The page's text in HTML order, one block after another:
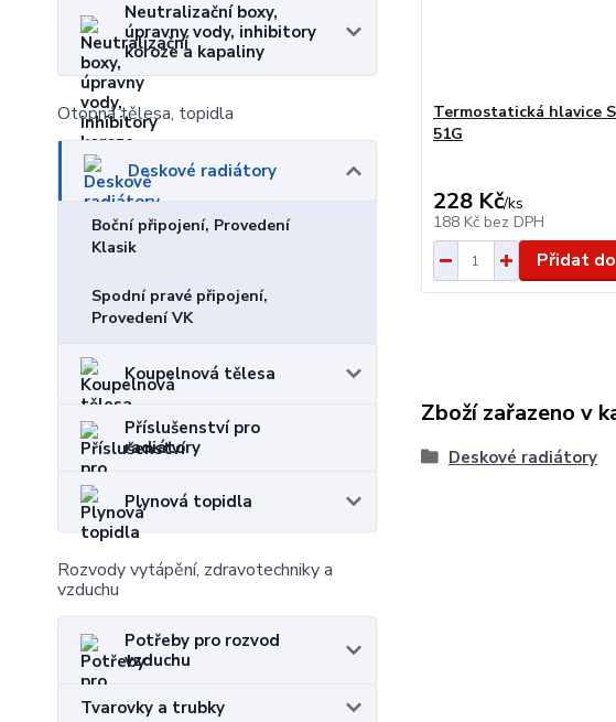
Neutralizační boxy,
úpravny vody, inhibitory
koroze a kapaliny
Otopná tělesa, topidla
Deskové radiátory
Boční připojení, Provedení
Klasik
Spodní pravé připojení,
Provedení VK
Koupelnová tělesa
Příslušenství pro
radiátory
Plynová topidla
Rozvody vytápění, zdravotechniky a
vzduchu
Potřeby pro rozvod
vzduchu
Tvarovky a trubky
Termostatická hlavice
51G
228 Kč/ks
188 Kč bez DPH
Přidat
Zboží zařazeno v
Deskové radiátory